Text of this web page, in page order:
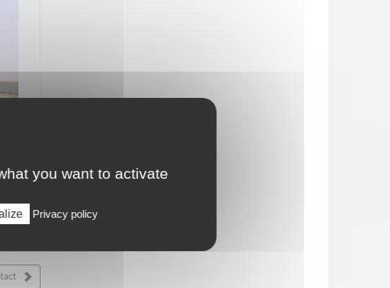
you want to activate
Privacy policy